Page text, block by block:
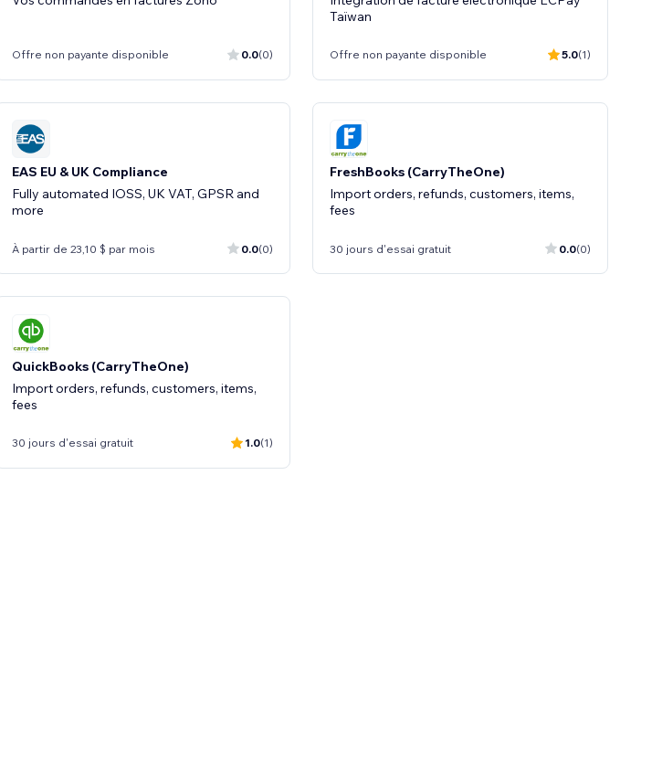
Offre non payante disponible 0.0(0)
Taïwan
Offre non payante disponible 5.0(1)
EAS EU & UK Compliance
Fully automated IOSS, UK VAT, GPSR and
more
À partir de 23,10 $ par mois 0.0(0)
FreshBooks (CarryTheOne)
Import orders, refunds, customers, items,
fees
30 jours d'essai gratuit 0.0(0)
QuickBooks (CarryTheOne)
Import orders, refunds, customers, items,
fees
30 jours d'essai gratuit 1.0(1)